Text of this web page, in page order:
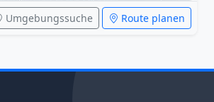
Umgebungssuche Route planen